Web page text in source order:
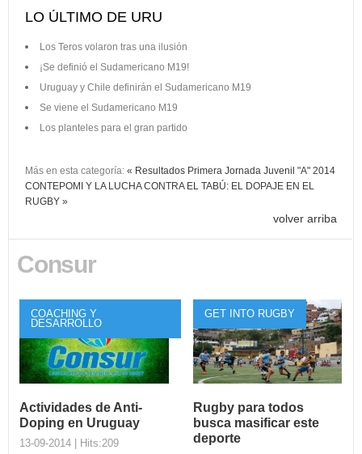
LO ÚLTIMO DE URU
Los Teros volaron tras una ilusión
¡Se definió el Sudamericano M19!
Uruguay y Chile definirán el Sudamericano M19
Se viene el Sudamericano M19
Los planteles para el gran partido
Más en esta categoría: « Resultados Primera Jornada Juvenil "A" 2014
CONTEPOMI Y LA LUCHA CONTRA EL TABÚ: EL DOPAJE EN EL
RUGBY »
volver arriba
Consur
COACHING Y
DESARROLLO
Actividades de Anti-
Doping en Uruguay
13-09-2014 | Hits:209
GET INTO RUGBY
Rugby para todos
busca masificar este
deporte